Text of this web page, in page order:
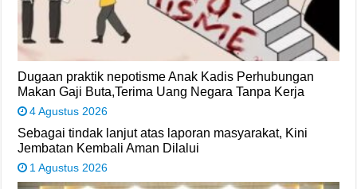
Dugaan praktik nepotisme Anak Kadis Perhubungan
Makan Gaji Buta,Terima Uang Negara Tanpa Kerja
4 Agustus 2026
Sebagai tindak lanjut atas laporan masyarakat, Kini
Jembatan Kembali Aman Dilalui
1 Agustus 2026